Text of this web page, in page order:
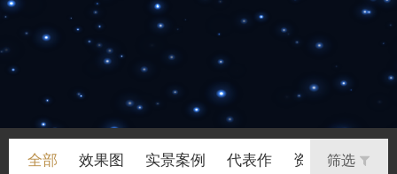
全部 效果图 实景案例 代表作 资讯 筛选